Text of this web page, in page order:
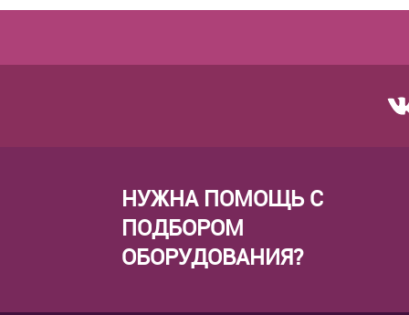
НУЖНА ПОМОЩЬ С
ПОДБОРОМ
ОБОРУДОВАНИЯ?